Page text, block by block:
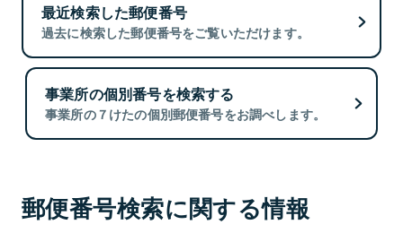
最近検索した郵便番号
過去に検索した郵便番号をご覧いただけます。
事業所の個別番号を検索する
事業所の７けたの個別郵便番号をお調べします。
郵便番号検索に関する情報